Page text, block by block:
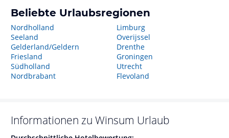
Beliebte Urlaubsregionen
Nordholland
Seeland
Gelderland/Geldern
Friesland
Südholland
Nordbrabant
Limburg
Overijssel
Drenthe
Groningen
Utrecht
Flevoland
Informationen zu Winsum Urlaub